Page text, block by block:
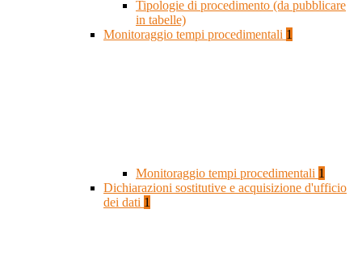
Tipologie di procedimento (da pubblicare
in tabelle)
Monitoraggio tempi procedimentali 1
Monitoraggio tempi procedimentali 1
Dichiarazioni sostitutive e acquisizione d'ufficio
dei dati 1